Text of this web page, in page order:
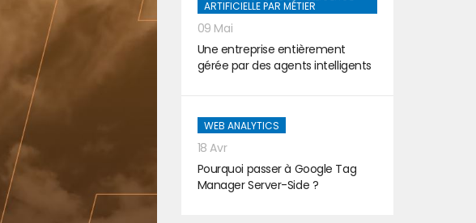
ARTIFICIELLE PAR MÉTIER
09 Mai
Une entreprise entièrement
gérée par des agents intelligents
WEB ANALYTICS
18 Avr
Pourquoi passer à Google Tag
Manager Server-Side ?